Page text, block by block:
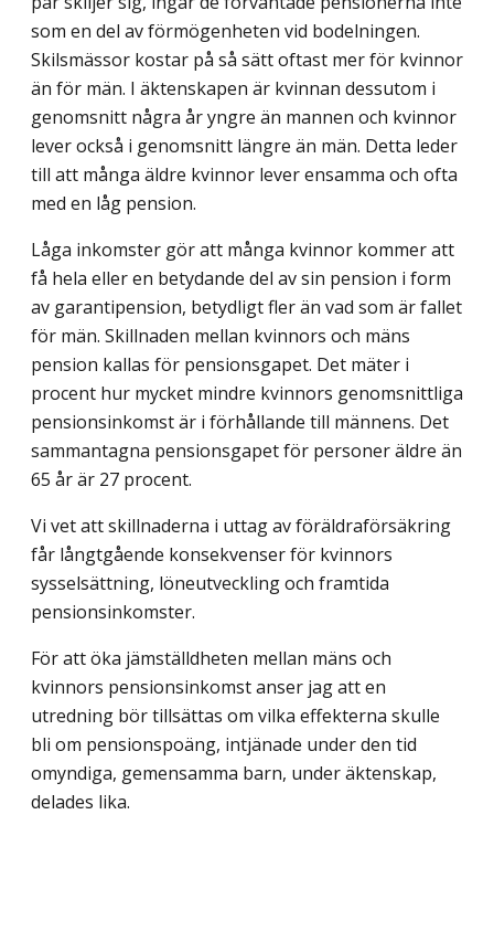
som en del av förmögenheten vid bodelningen.
Skilsmässor kostar på så sätt oftast mer för kvinnor
än för män. I äktenskapen är kvinnan dessutom i
genomsnitt några år yngre än mannen och kvinnor
lever också i genomsnitt längre än män. Detta leder
till att många äldre kvinnor lever ensamma och ofta
med en låg pension.
Låga inkomster gör att många kvinnor kommer att
få hela eller en betydande del av sin pension i form
av garantipension, betydligt fler än vad som är fallet
för män. Skillnaden mellan kvinnors och mäns
pension kallas för pensionsgapet. Det mäter i
procent hur mycket mindre kvinnors genomsnittliga
pensionsinkomst är i förhållande till männens. Det
sammantagna pensionsgapet för personer äldre än
65 år är 27 procent.
Vi vet att skillnaderna i uttag av föräldraförsäkring
får långtgående konsekvenser för kvinnors
sysselsättning, löneutveckling och framtida
pensionsinkomster.
För att öka jämställdheten mellan mäns och
kvinnors pensionsinkomst anser jag att en
utredning bör tillsättas om vilka effekterna skulle
bli om pensionspoäng, intjänade under den tid
omyndiga, gemensamma barn, under äktenskap,
delades lika.